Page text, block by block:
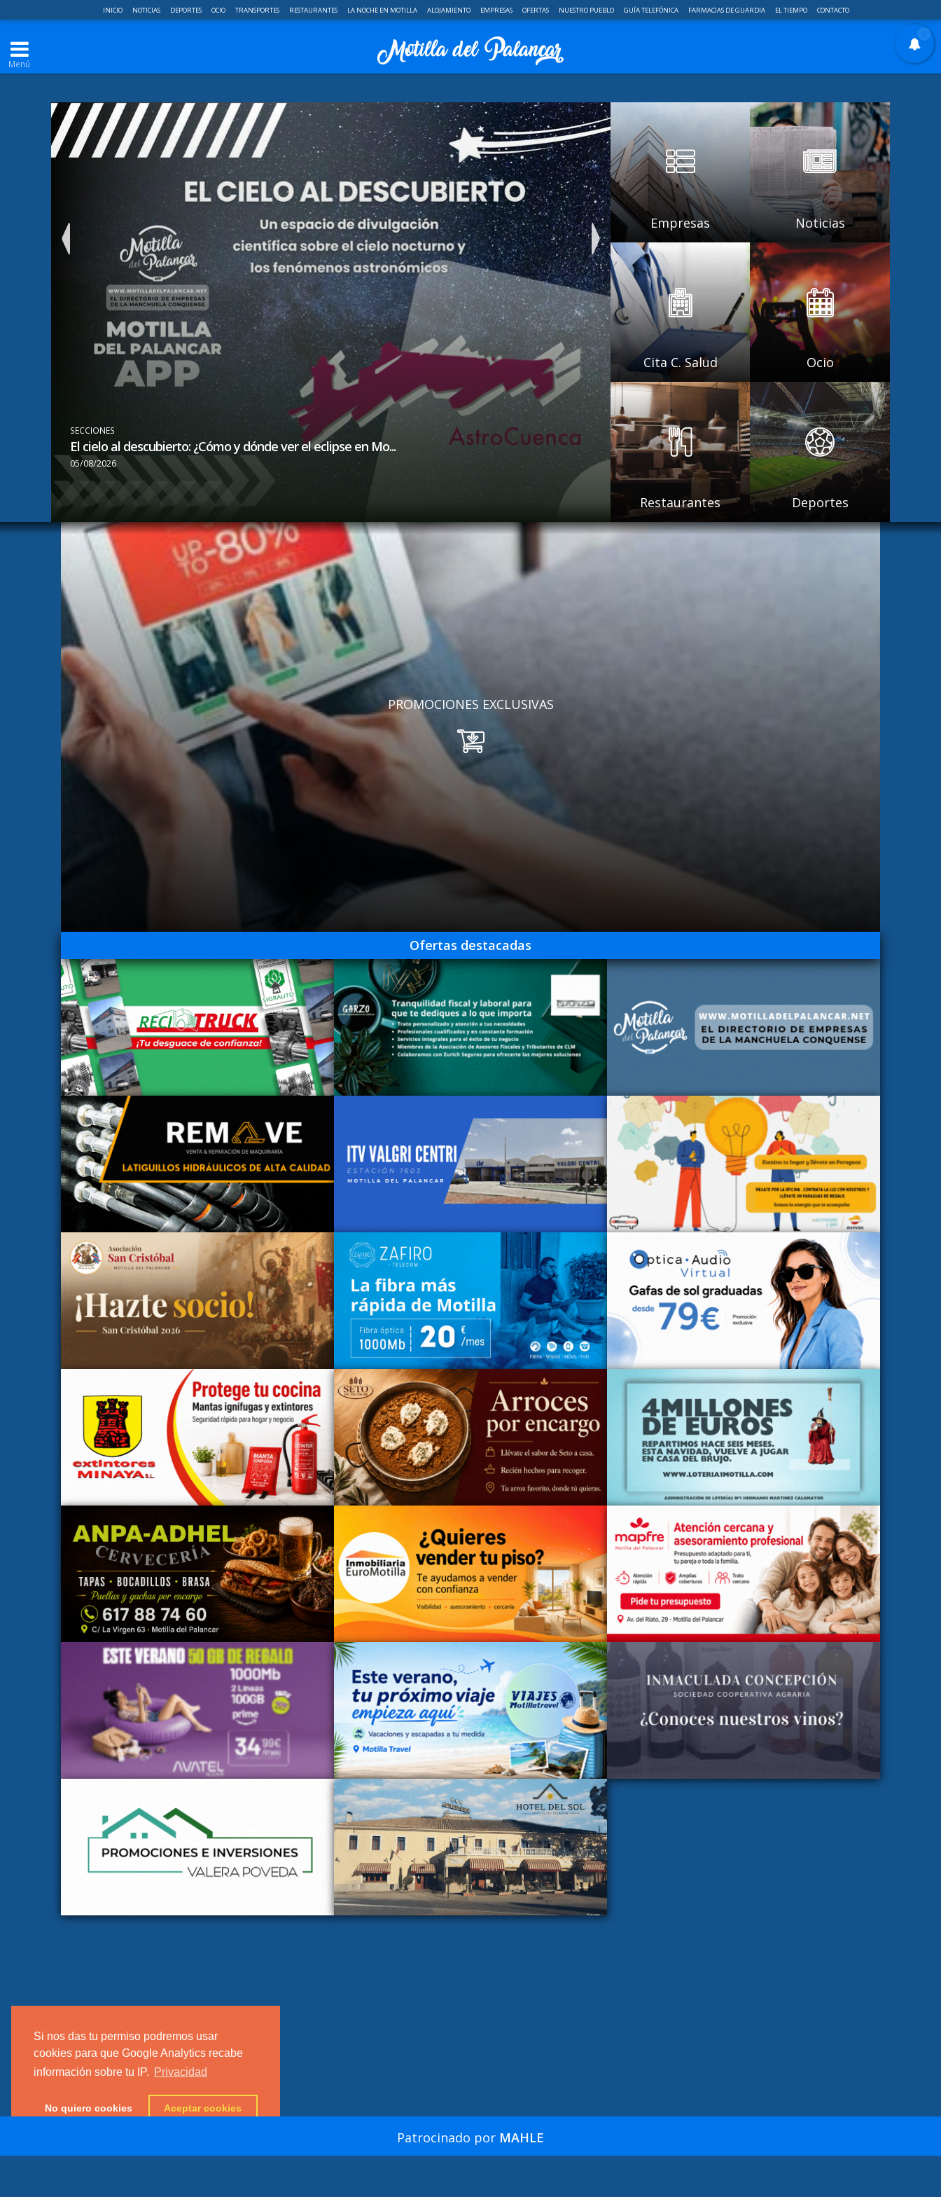
Si nos das tu permiso podremos usar
cookies para que Google Analytics recabe
información sobre tu IP. Privacidad
No quiero cookies Aceptar cookies
INICIO NOTICIAS DEPORTES OCIO TRANSPORTES RESTAURANTES LA NOCHE EN MOTILLA ALOJAMIENTO EMPRESAS OFERTAS NUESTRO PUEBLO GUÍA TELEFÓNICA FARMACIAS DE GUARDIA EL TIEMPO CONTACTO
Menú
Noticias
Ocio
Deportes
OCIO
Las Pedroñeras contará con nueve días de actuaciones gratui...
05/08/2026
Empresas
Cita C. Salud
Restaurantes
PROMOCIONES EXCLUSIVAS
Ofertas destacadas
Patrocinado por MAHLE